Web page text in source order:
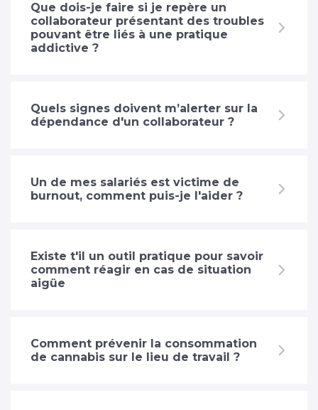
Que dois-je faire si je repère un
collaborateur présentant des troubles
pouvant être liés à une pratique
addictive ?
Quels signes doivent m’alerter sur la
dépendance d'un collaborateur ?
Un de mes salariés est victime de
burnout, comment puis-je l'aider ?
Existe t'il un outil pratique pour savoir
comment réagir en cas de situation
aigüe
Comment prévenir la consommation
de cannabis sur le lieu de travail ?